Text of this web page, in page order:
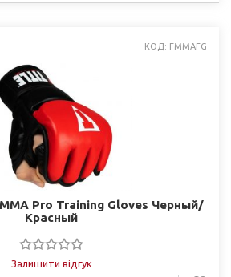
КОД: FMMAFG
Pro Training Gloves Черный/
Красный
Залишити відгук